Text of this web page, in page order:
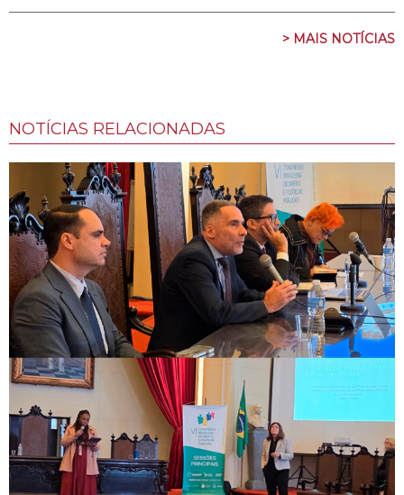
> MAIS NOTÍCIAS
NOTÍCIAS RELACIONADAS